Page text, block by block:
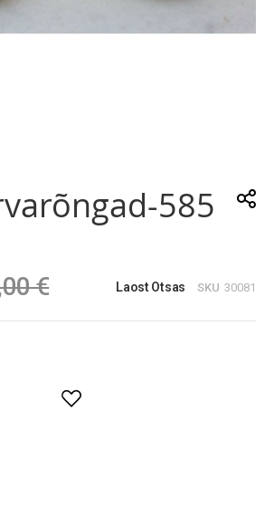
585
€ Laost Otsas SKU 30081